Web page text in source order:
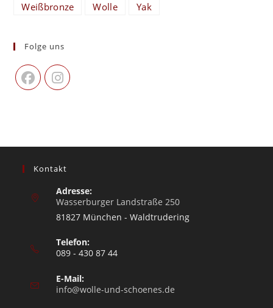
Weißbronze
Wolle Yak
Folge uns
Kontakt
Adresse:
Wasserburger Landstraße 250
81827 München - Waldtrudering
Telefon:
089 - 430 87 44
E-Mail:
info@wolle-und-schoenes.de